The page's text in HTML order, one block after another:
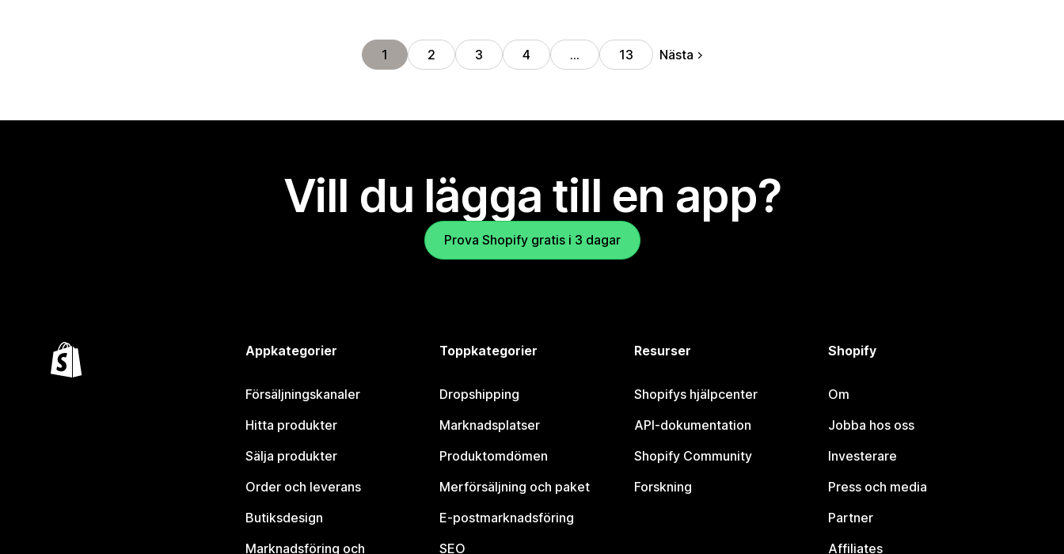
1 2 3 4 … 13 Nästa
Vill du lägga till en app?
Prova Shopify gratis i 3 dagar
Appkategorier
Försäljningskanaler
Hitta produkter
Sälja produkter
Order och leverans
Butiksdesign
Marknadsföring och
Toppkategorier
Dropshipping
Marknadsplatser
Produktomdömen
Merförsäljning och paket
E-postmarknadsföring
SEO
Resurser
Shopifys hjälpcenter
API-dokumentation
Shopify Community
Forskning
Shopify
Om
Jobba hos oss
Investerare
Press och media
Partner
Affiliates